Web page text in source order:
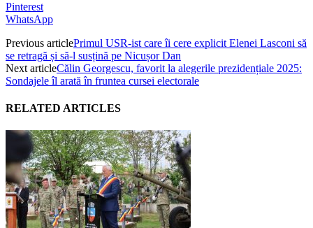
Pinterest
WhatsApp
Previous articlePrimul USR-ist care îi cere explicit Elenei Lasconi să
se retragă și să-l susțină pe Nicușor Dan
Next articleCălin Georgescu, favorit la alegerile prezidențiale 2025:
Sondajele îl arată în fruntea cursei electorale
RELATED ARTICLES